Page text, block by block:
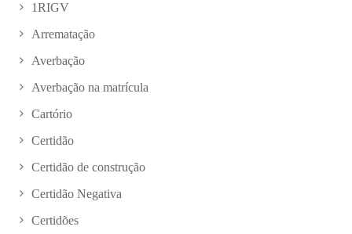
1RIGV
Arrematação
Averbação
Averbação na matrícula
Cartório
Certidão
Certidão de construção
Certidão Negativa
Certidões